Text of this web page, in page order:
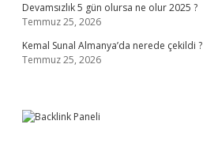
Devamsızlık 5 gün olursa ne olur 2025 ?
Temmuz 25, 2026
Kemal Sunal Almanya’da nerede çekildi ?
Temmuz 25, 2026